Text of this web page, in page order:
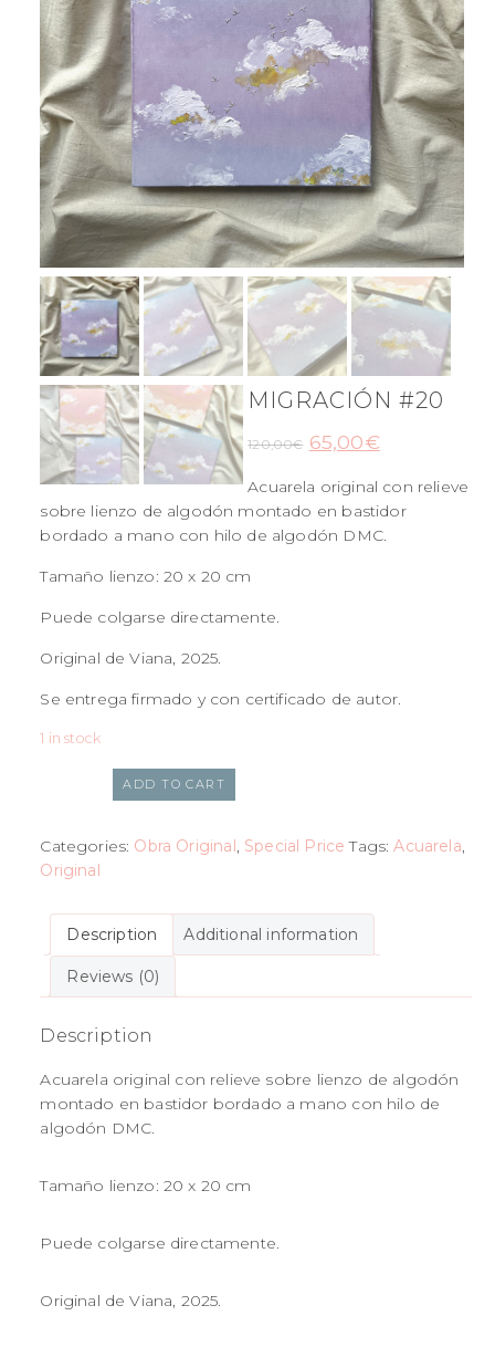
MIGRACIÓN #20
120,00€ 65,00€
Acuarela original con relieve
sobre lienzo de algodón montado en bastidor
bordado a mano con hilo de algodón DMC.
Tamaño lienzo: 20 x 20 cm
Puede colgarse directamente.
Original de Viana, 2025.
Se entrega firmado y con certificado de autor.
1 in stock
ADD TO CART
Categories: Obra Original Special Price Tags:Acuarela
Original
Description Additional information
Reviews (0)
Description
Acuarela original con relieve sobre lienzo de algodón
montado en bastidor bordado a mano con hilo de
algodón DMC.
Tamaño lienzo: 20 x 20 cm
Puede colgarse directamente.
Original de Viana, 2025.